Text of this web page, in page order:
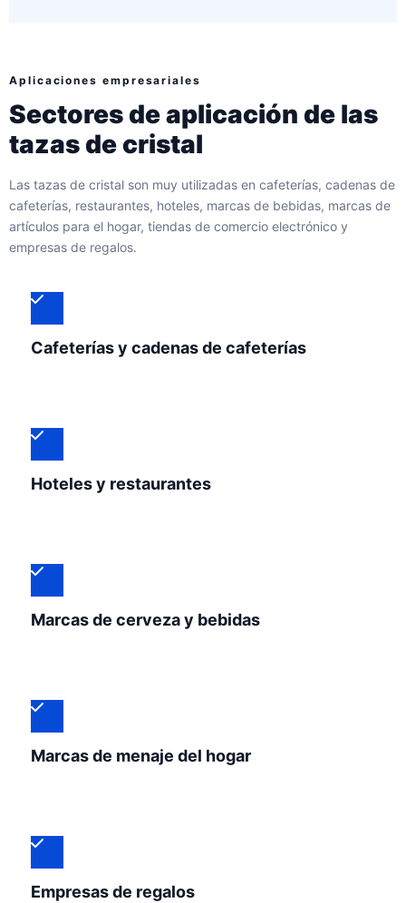
Aplicaciones empresariales
Sectores de aplicación de las
tazas de cristal
Las tazas de cristal son muy utilizadas en cafeterías, cadenas de
cafeterías, restaurantes, hoteles, marcas de bebidas, marcas de
artículos para el hogar, tiendas de comercio electrónico y
empresas de regalos.
Cafeterías y cadenas de cafeterías
Hoteles y restaurantes
Marcas de cerveza y bebidas
Marcas de menaje del hogar
Empresas de regalos